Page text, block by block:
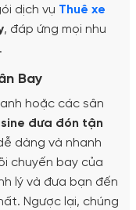
dịch vụ Thuê xe
, đáp ứng mọi nhu
Bay
hoặc các sân
đưa đón tận
dàng và nhanh
chuyến bay của
lý và đưa bạn đến
Ngược lại, chúng